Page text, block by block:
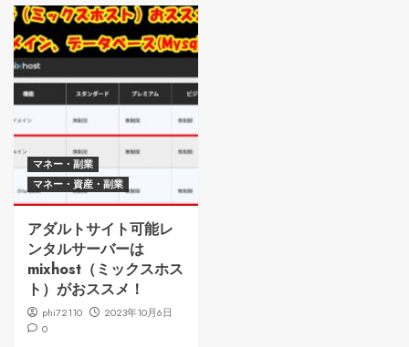
マネー・副業
マネー・資産・副業
アダルトサイト可能レ
ンタルサーバーは
mixhost（ミックスホス
ト）がおススメ！
phi72110
2023年10月6日
0